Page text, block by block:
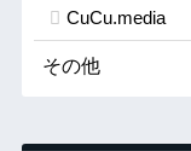
CuCu.media
その他